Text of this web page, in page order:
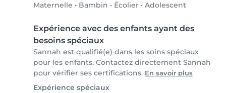
Maternelle • Bambin • Écolier • Adolescent
Expérience avec des enfants ayant des
besoins spéciaux
Sannah est qualifié(e) dans les soins spéciaux
pour les enfants. Contactez directement Sannah
pour vérifier ses certifications. En savoir plus
Expérience spéciaux